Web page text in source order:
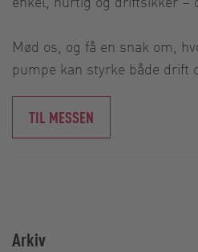
Mød os, og få en snak om,
pumpe kan styrke både drift
TIL MESSEN
Arkiv